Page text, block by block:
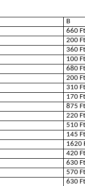
B
660
200
360
100
680
200
310
170
875
220
510
145
1620
420
630
570
630